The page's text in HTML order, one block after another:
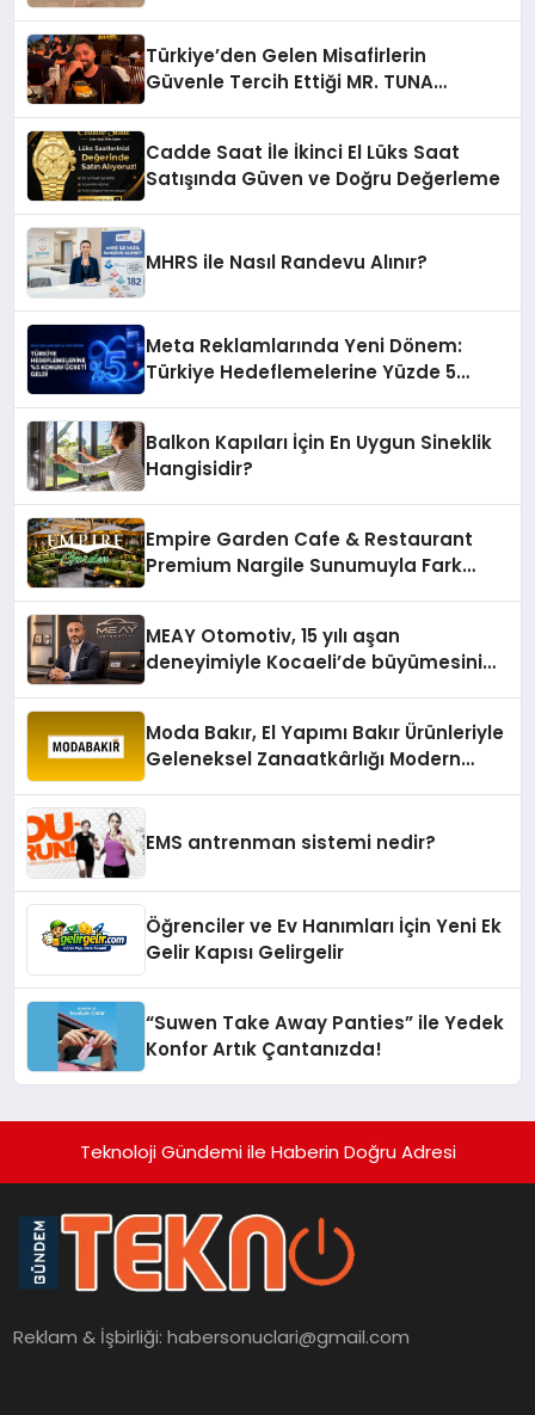
Türkiye’den Gelen Misafirlerin
Güvenle Tercih Ettiği MR. TUNA
Cadde Saat İle İkinci El Lüks Saat
Satışında Güven ve Doğru Değerleme
MHRS ile Nasıl Randevu Alınır?
Meta Reklamlarında Yeni Dönem:
Türkiye Hedeflemelerine Yüzde 5
Balkon Kapıları İçin En Uygun Sineklik
Hangisidir?
Empire Garden Cafe & Restaurant
Premium Nargile Sunumuyla Fark
MEAY Otomotiv, 15 yılı aşan
deneyimiyle Kocaeli’de büyümesini
Moda Bakır, El Yapımı Bakır Ürünleriyle
Geleneksel Zanaatkârlığı Modern
EMS antrenman sistemi nedir?
Öğrenciler ve Ev Hanımları İçin Yeni Ek
Gelir Kapısı Gelirgelir
“Suwen Take Away Panties” ile Yedek
Konfor Artık Çantanızda!
Teknoloji Gündemi ile Haberin Doğru Adresi
Reklam & İşbirliği:habersonuclari@gmail.com